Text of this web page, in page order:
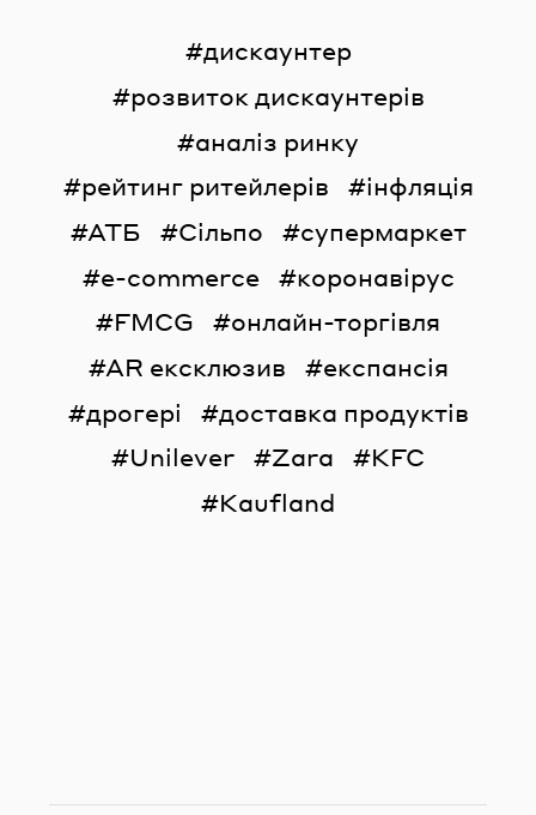
дискаунтер
розвиток дискаунтерів
аналіз ринку
рейтинг ритейлерів
інфляція
АТБ
Сільпо
супермаркет
e-commerce
коронавірус
FMCG
онлайн-торгівля
AR ексклюзив
експансія
дрогері
доставка продуктів
Unilever
Zara
KFC
Kaufland